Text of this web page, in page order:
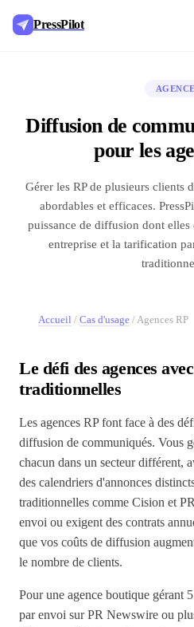
PressPilot
Diffusion de
pour les
Gérer les RP de plusieurs clients
abordables et efficaces.
puissance de diffusion dont elles
entreprise et la tarification
Accueil / Cas d'usage /Agences RP
Le défi des agences
traditionnelles
Les agences RP font face à des
diffusion de communiqués. Vous
chacun dans un secteur différent,
des calendriers d'annonces
traditionnelles comme Cision et
envoi ou exigent des contrats
que vos coûts de diffusion
le nombre de clients.
Pour une agence boutique gérant
par envoi sur PR Newswire ou